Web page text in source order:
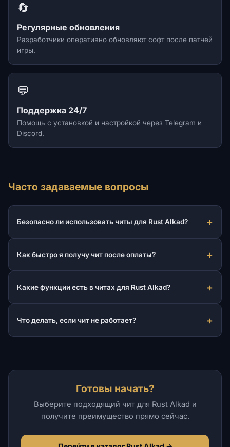
🔄
Регулярные обновления
Разработчики оперативно обновляют софт после патчей
игры.
💬
Поддержка 24/7
Помощь с установкой и настройкой через Telegram и
Discord.
Часто задаваемые вопросы
Безопасно ли использовать читы для Rust Alkad?
Как быстро я получу чит после оплаты?
Какие функции есть в читах для Rust Alkad?
Что делать, если чит не работает?
Готовы начать?
Выберите подходящий чит для Rust Alkad и
получите преимущество прямо сейчас.